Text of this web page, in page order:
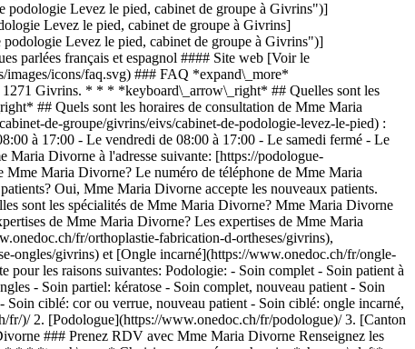
podologie Levez le pied, cabinet de groupe à Givrins")]
Levez le pied, cabinet de groupe à Givrins]
podologie Levez le pied, cabinet de groupe à Givrins")]
parlées français et espagnol #### Site web [Voir le
icons/faq.svg) ### FAQ *expand\_more*
1271 Givrins. * * * *keyboard\_arrow\_right* ## Quelles sont les
## Quels sont les horaires de consultation de Mme Maria
de-groupe/givrins/eivs/cabinet-de-podologie-levez-le-pied) :
à 17:00 - Le vendredi de 08:00 à 17:00 - Le samedi fermé - Le
Divorne à l'adresse suivante: [https://podologue-
Maria Divorne? Le numéro de téléphone de Mme Maria
Oui, Mme Maria Divorne accepte les nouveaux patients.
sont les spécialités de Mme Maria Divorne? Mme Maria Divorne
de Mme Maria Divorne? Les expertises de Mme Maria
fr/orthoplastie-fabrication-d-ortheses/givrins),
ongles/givrins) et [Ongle incarné](https://www.onedoc.ch/fr/ongle-
les raisons suivantes: Podologie: - Soin complet - Soin patient à
- Soin partiel: kératose - Soin complet, nouveau patient - Soin
ciblé: cor ou verrue, nouveau patient - Soin ciblé: ongle incarné,
thonex)[Soin des pieds à Morges](https://www.onedoc.ch/fr/soin-des-pieds/morges)[Soin des pieds à Cheseaux-sur-Lausanne](https://www.onedoc.ch/fr/soin-des-pieds/cheseaux-sur-lausanne)[Soin des pieds à Vevey](https://www.onedoc.ch/fr/soin-des-pieds/vevey)[Soin des pieds à Orbe](https://www.onedoc.ch/fr/soin-des-pieds/orbe)[Soin des pieds à Pully](https://www.onedoc.ch/fr/soin-des-pieds/pully)[Soin des pieds à Rolle](https://www.onedoc.ch/fr/soin-des-pieds/rolle)[Soin des pieds à Savigny](https://www.onedoc.ch/fr/soin-des-pieds/savigny)[Soin des pieds à Tannay](https://www.onedoc.ch/fr/soin-des-pieds/tannay)[Soin des pieds à Vallorbe](https://www.onedoc.ch/fr/soin-des-pieds/vallorbe)[Soin des pieds à Mies](https://www.onedoc.ch/fr/soin-des-pieds/mies)[Soin des pieds à Troinex](https://www.onedoc.ch/fr/soin-des-pieds/troinex)[Soin des pieds à Vernier](https://www.onedoc.ch/fr/soin-des-pieds/vernier)[Soin des pieds à Gimel](https://www.onedoc.ch/fr/soin-des-pieds/gimel)[Soin des pieds à Chêne-Bougeries](https://www.onedoc.ch/fr/soin-des-pieds/chene-bougeries) *keyboard\_arrow\_right* ## Recherches fréquentes [Physiothérapeute à Genève](https://www.onedoc.ch/fr/physiotherapeute/geneve)[Psychologue à Genève](https://www.onedoc.ch/fr/psychologue/geneve)[Physiothérapeute à Lausanne](https://www.onedoc.ch/fr/physiotherapeute/lausanne)[Médecin généraliste à Genève](https://www.onedoc.ch/fr/medecin-generaliste/geneve)[Thérapeute en drainage lymphatique à Genève](https://www.onedoc.ch/fr/therapeute-en-drainage-lymphatique/geneve)[Masseur classique à Genève](https://www.onedoc.ch/fr/masseur-classique/geneve)[Spécialiste en médecine interne générale à Genève](https://www.onedoc.ch/fr/specialiste-en-medecine-interne-generale/geneve)[Réflexologue à Genève](https://www.onedoc.ch/fr/reflexologue/geneve)[Médecin-dentiste à Genève](https://www.onedoc.ch/fr/medecin-dentiste/geneve)[Psychologue à Lausanne](https://www.onedoc.ch/fr/psychologue/lausanne)[Acupuncteur à Genève](https://www.onedoc.ch/fr/acupuncteur/geneve)[Ostéopathe à Lausanne](https://www.onedoc.ch/fr/osteopathe/lausanne)[Masseur classique à Lausanne](https://www.onedoc.ch/fr/masseur-classique/lausanne)[Médecin généraliste à Lausanne](https://www.onedoc.ch/fr/medecin-generaliste/lausanne)[Spécialiste en Médecine Traditionnelle Chinoise (MTC) à Genève](https://www.onedoc.ch/fr/specialiste-en-medecine-traditionnelle-chinoise-mtc/geneve)[Physiothérapeute du sport à Genève](https://www.onedoc.ch/fr/physiotherapeute-du-sport/geneve)[Gynécologue obstétricien à Genève](https://www.onedoc.ch/fr/gynecologue-obstetricien/geneve)[Psychothérapeute à Genève](https://www.onedoc.ch/fr/psychotherapeute/geneve)[Masseur thérapeutique à Genève](https://www.onedoc.ch/fr/masseur-therapeutique/geneve)[Ostéopathe à Genève](https://www.onedoc.ch/fr/osteopathe/geneve)[Thérapeute en nutrition MCO à Genève](https://www.onedoc.ch/fr/therapeute-en-nutrition-mco/geneve) *keyboard\_arrow\_right* ## Annuaire des professionnels de santé suisses [Liste des praticiens](https://www.onedoc.ch/fr/annuaire) [A](https://www.onedoc.ch/fr/annuaire/A) [B](https://www.onedoc.ch/fr/annuaire/B) [C](https://www.onedoc.ch/fr/annuaire/C) [D](https://www.onedoc.ch/fr/annuaire/D) [E](https://www.onedoc.ch/fr/annuaire/E) [F](https://www.onedoc.ch/fr/annuaire/F) [G](https://www.onedoc.ch/fr/annuaire/G) [H](https://www.onedoc.ch/fr/annuaire/H) [I](https://www.onedoc.ch/fr/annuaire/I) [J](https://www.onedoc.ch/fr/annuaire/J) [K](https://www.onedoc.ch/fr/annuaire/K) [L](https://www.onedoc.ch/fr/annuaire/L) [M](https://www.onedoc.ch/fr/annuaire/M) [N](https://www.onedoc.ch/fr/annuaire/N) [O](https://www.onedoc.ch/fr/annuaire/O) [P](https://www.onedoc.ch/fr/annuaire/P) [Q](https://www.onedoc.ch/fr/annuaire/Q) [R](https://www.onedoc.ch/fr/annuaire/R) [S](https://www.onedoc.ch/fr/annuaire/S) [T](https://www.onedoc.ch/fr/annuaire/T) [U](https://www.onedoc.ch/fr/annuaire/U) [V](https://www.onedoc.ch/fr/annuaire/V) [W](https://www.onedoc.ch/fr/annuaire/W) [X](https://www.onedoc.ch/fr/annuaire/X) [Y](https://www.onedoc.ch/fr/annuaire/Y) [Z](https://www.onedoc.ch/fr/annuaire/Z) ## OneDoc [Pour les professionnels de santé](https://info.onedoc.ch/fr/) [À propos de nous](https://info.onedoc.ch/fr/raison-d-etre/) [Presse](https://info.onedoc.ch/fr/presse/) [Carrières](https://career.onedoc.ch/fr) [Centre de confidentialité](https://privacy.onedoc.ch/fr/) [Gestion des cookies](javascript:Didomi.preferences.show%28%29) [Centre d'aide](https://help.onedoc.ch/fr/) ## Langues [Deutsch](https://www.onedoc.ch/de/podologin/givrins/pcsxb/maria-divorne) [Français](https://www.onedoc.ch/fr/podologue/givrins/pcsxb/maria-divorne) [Italiano](https://www.onedoc.ch/it/podologa/givrins/pcsxb/maria-divorne) [English](https://www.onedoc.ch/en/podiatrist/givrins/pcsxb/maria-divorne) ## Spécialités associées [Podologue à Genève](https://www.onedoc.ch/fr/podologue/geneve) [Podologue à Carouge](https://www.onedoc.ch/fr/podologue/carouge) [Podologue à Lausanne](https://www.onedoc.ch/fr/podologue/lausanne) [Podologue à Thônex](https://www.onedoc.ch/fr/podologue/thonex) [Podologue à Nyon](https://www.onedoc.ch/fr/podologue/nyon) [Podologue à Morges](https://www.onedoc.ch/fr/podologue/morges) [Podologue à Vernier](https://www.onedoc.ch/fr/podologue/vernier) [Podologue à Lancy](https://www.onedoc.ch/fr/podologue/lancy) [Podologue à Vevey](https://www.onedoc.ch/fr/podologue/vevey) [Podologue à Givrins](https://www.onedoc.ch/fr/podologue/givrins) [Podologue à Bussigny](https://www.onedoc.ch/fr/podologue/bussigny) [Podologue à Gimel](https://www.onedoc.ch/fr/podologue/gimel) [Podologue à Bellevue](https://www.onedoc.ch/fr/podologue/bellevue) [Podologue à Chêne-Bougeries](https://www.onedoc.ch/fr/podologue/chene-bougeries) [Podologue à Aubonne](https://www.onedoc.ch/fr/podologue/aubonne) [Podologue à Cheseaux-sur-Lausanne](https://www.onedoc.ch/fr/podologue/cheseaux-sur-lausanne) [Podologue à Crissier](https://www.onedoc.ch/fr/podologue/crissier) [Podologue à Lutry](https://www.onedoc.ch/fr/podologue/lutry) [Podologue à Savigny](https://www.onedoc.ch/fr/podologue/savigny) [Podologue à Tolochenaz](https://www.onedoc.ch/fr/podologue/tolochenaz) [Podologue à Vallorbe](https://www.onedoc.ch/fr/podologue/vallorbe) ## Expertises associées [Soin des pieds à Genève](https://www.onedoc.ch/fr/soin-des-pieds/geneve) [Soin des pieds à Carouge](https://www.onedoc.ch/fr/soin-des-pieds/carouge) [Soin des pieds à Lausanne](https://ww